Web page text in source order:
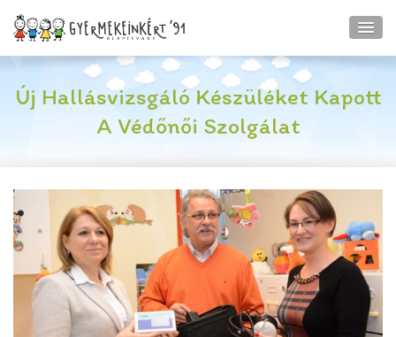
Új Hallásvizsgáló Készüléket Kapott
A Védőnői Szolgálat